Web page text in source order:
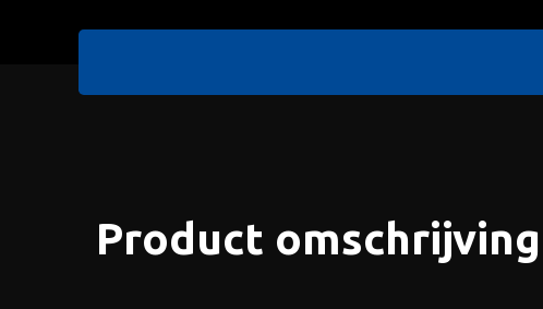
Product omschrijving